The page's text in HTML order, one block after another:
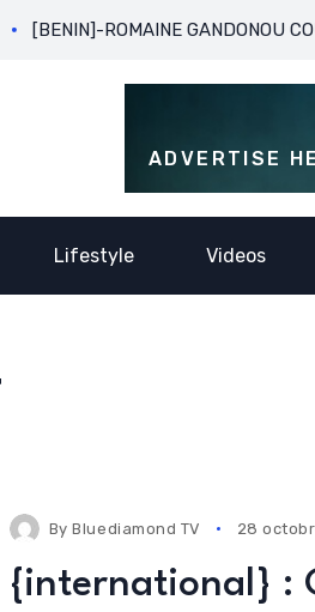
ROMAINE GANDONOU
ADVERTISE
Lifestyle Videos
ByBluediamond TV 28
{international} :